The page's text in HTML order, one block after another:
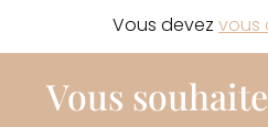
Vous devez vous
Vous